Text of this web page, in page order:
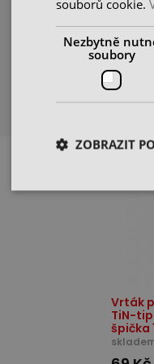
špička
41 Kč
cena
Vrták
TiN-
špička
souborů cookie.
Nezbytně
soubory
ZOBRAZIT